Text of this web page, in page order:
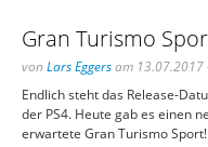
Gran Turismo
von Lars Eggersam 13.07.2017
Endlich steht das Release-
der PS4. Heute gab es einen
erwartete Gran Turismo Sport!